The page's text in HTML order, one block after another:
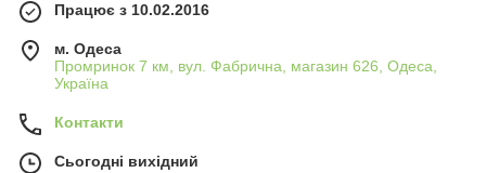
Працює з 10.02.2016
м. Одеса
Промринок 7 км, вул. Фабрична, магазин 626, Одеса,
Україна
Контакти
Сьогодні вихідний